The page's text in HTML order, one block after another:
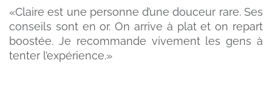
«Claire est une personne d’une douceur rare. Ses
conseils sont en or. On arrive à plat et on repart
boostée. Je recommande vivement les gens à
tenter l’expérience.»